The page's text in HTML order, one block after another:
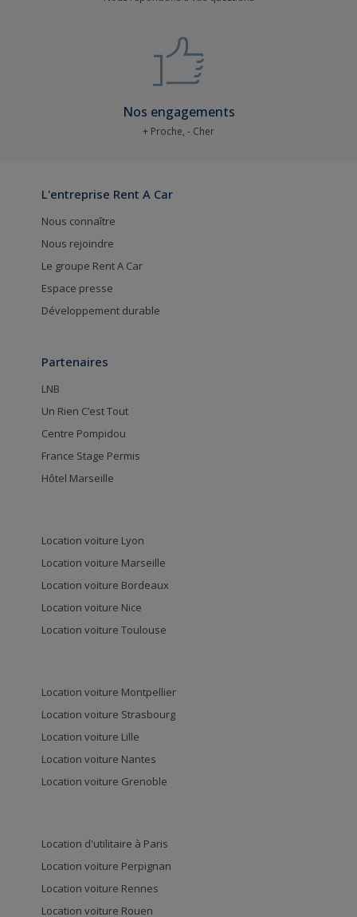
Nos engagements
+ Proche, - Cher
L'entreprise Rent A Car
Nous connaître
Nous rejoindre
Le groupe Rent A Car
Espace presse
Développement durable
Partenaires
LNB
Un Rien C’est Tout
Centre Pompidou
France Stage Permis
Hôtel Marseille
Location voiture Lyon
Location voiture Marseille
Location voiture Bordeaux
Location voiture Nice
Location voiture Toulouse
Location voiture Montpellier
Location voiture Strasbourg
Location voiture Lille
Location voiture Nantes
Location voiture Grenoble
Location d'utilitaire à Paris
Location voiture Perpignan
Location voiture Rennes
Location voiture Rouen